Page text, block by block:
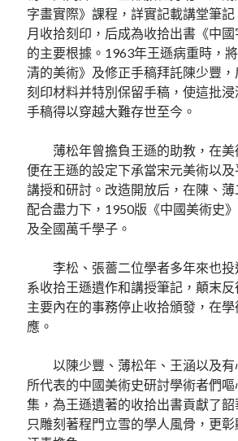
字畫實際》課程，詳實記載講堂筆
月收拾刻印，后成為收拾出書《中
的主要根據。1963年王遜病重時，
清的美術》及修正手稿拜託陳少豐
刻印材料并特別保留手稿，使這批
手稿得以穿越大難存世至今。
薄松年曾擔負王遜的助教，在
便在王遜的設定下承當宋元美術以
講授和研討。改造開放后，在陳、
配合盡力下，1950版《中國美術史
及全國萬千學子。
李松、張薔二位學者多年來也
系收拾王遜遺作和講授筆記，顛末
主要內在的事務停止收拾頒發，在
應。
以陳少豐、薄松年、王涵以及
所代表的中國美術史研討學術者們
集，為王遜遺著的收拾出書貢獻了
只雕刻著程門立雪的學人風骨，更